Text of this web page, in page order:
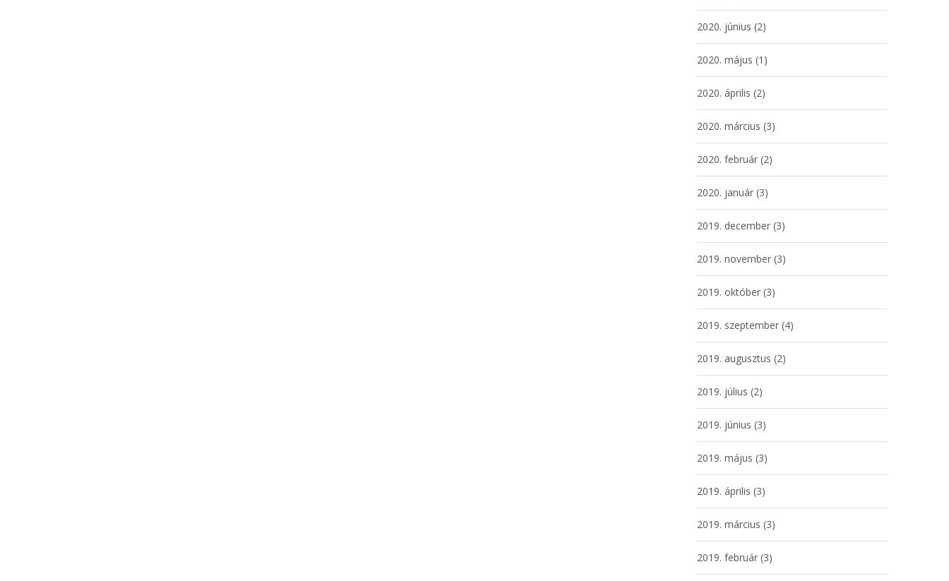
2020. június (2)
2020. május (1)
2020. április (2)
2020. március (3)
2020. február (2)
2020. január (3)
2019. december (3)
2019. november (3)
2019. október (3)
2019. szeptember (4)
2019. augusztus (2)
2019. július (2)
2019. június (3)
2019. május (3)
2019. április (3)
2019. március (3)
2019. február (3)